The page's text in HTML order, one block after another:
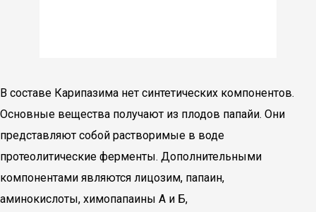
В составе Карипазима нет синтетических компонентов.
Основные вещества получают из плодов папайи. Они
представляют собой растворимые в воде
протеолитические ферменты. Дополнительными
компонентами являются лицозим, папаин,
аминокислоты, химопапаины А и Б,